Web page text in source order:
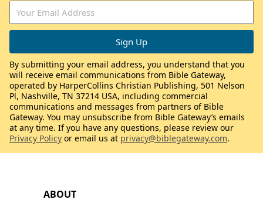
ABOUT
By submitting your email address, you understand that you
will receive email communications from Bible Gateway,
operated by HarperCollins Christian Publishing, 501 Nelson
Pl, Nashville, TN 37214 USA, including commercial
communications and messages from partners of Bible
Gateway. You may unsubscribe from Bible Gateway’s emails
at any time. If you have any questions, please review our
Privacy Policy or email us at privacy@biblegateway.com.